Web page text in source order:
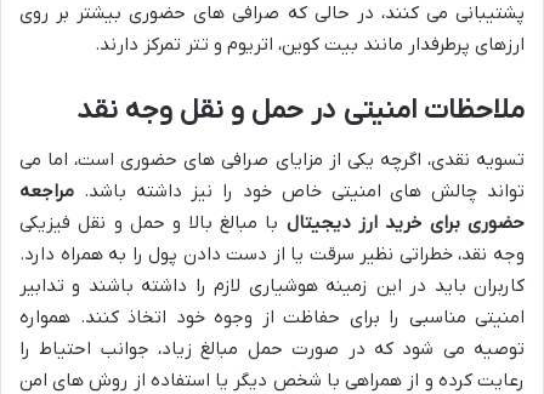
پشتیبانی می کنند، در حالی که صرافی های حضوری بیشتر بر روی
ارزهای پرطرفدار مانند بیت کوین، اتریوم و تتر تمرکز دارند.
ملاحظات امنیتی در حمل و نقل وجه نقد
تسویه نقدی، اگرچه یکی از مزایای صرافی های حضوری است، اما می
تواند چالش های امنیتی خاص خود را نیز داشته باشد. مراجعه
حضوری برای خرید ارز دیجیتال با مبالغ بالا و حمل و نقل فیزیکی
وجه نقد، خطراتی نظیر سرقت یا از دست دادن پول را به همراه دارد.
کاربران باید در این زمینه هوشیاری لازم را داشته باشند و تدابیر
امنیتی مناسبی را برای حفاظت از وجوه خود اتخاذ کنند. همواره
توصیه می شود که در صورت حمل مبالغ زیاد، جوانب احتیاط را
رعایت کرده و از همراهی با شخص دیگر یا استفاده از روش های امن